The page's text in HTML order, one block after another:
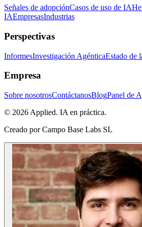
Señales de adopciónCasos de uso de IA
IAEmpresasIndustrias
Perspectivas
InformesInvestigación AgénticaEstado de
Empresa
Sobre nosotrosContáctanosBlogPanel de
© 2026 Applied. IA en práctica.
Creado por Campo Base Labs SL